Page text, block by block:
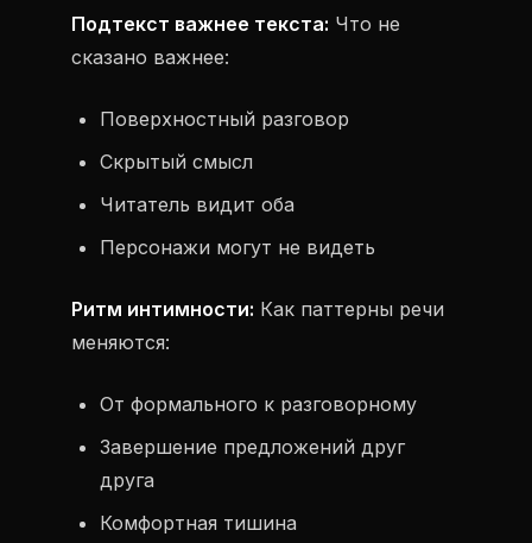
Подтекст важнее текста: Что не
сказано важнее:
Поверхностный разговор
Скрытый смысл
Читатель видит оба
Персонажи могут не видеть
Ритм интимности: Как паттерны речи
меняются:
От формального к разговорному
Завершение предложений друг
друга
Комфортная тишина